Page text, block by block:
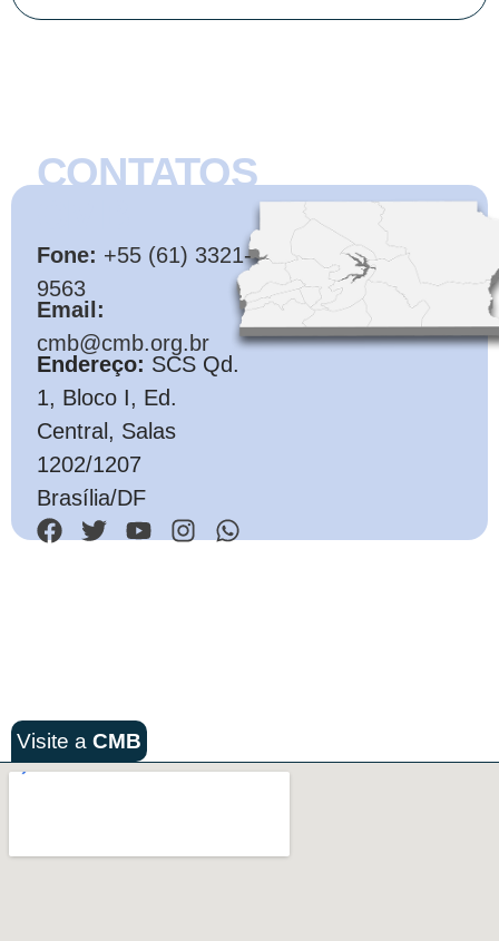
CONTATOS
Fone: +55 (61) 3321-
9563
Email:
cmb@cmb.org.br
Endereço: SCS Qd.
1, Bloco I, Ed.
Central, Salas
1202/1207
Brasília/DF
Visite a CMB